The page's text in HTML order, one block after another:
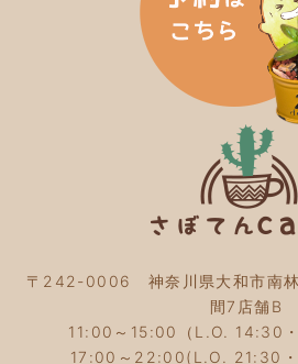
2024年1月
2023年12月
2023年11月
2023年10月
2023年9月
2023年8月
2023年7月(4)
2023年6月(5)
2023年5月 (2)
2023年4月 (2)
2023年2月
2023年1月(3)
2022年12月
〒242-0006 神奈川県大和市南
間7店舗B
11:00～15:00（L.O. 14:30
17:00～22:00(L.O. 21:30